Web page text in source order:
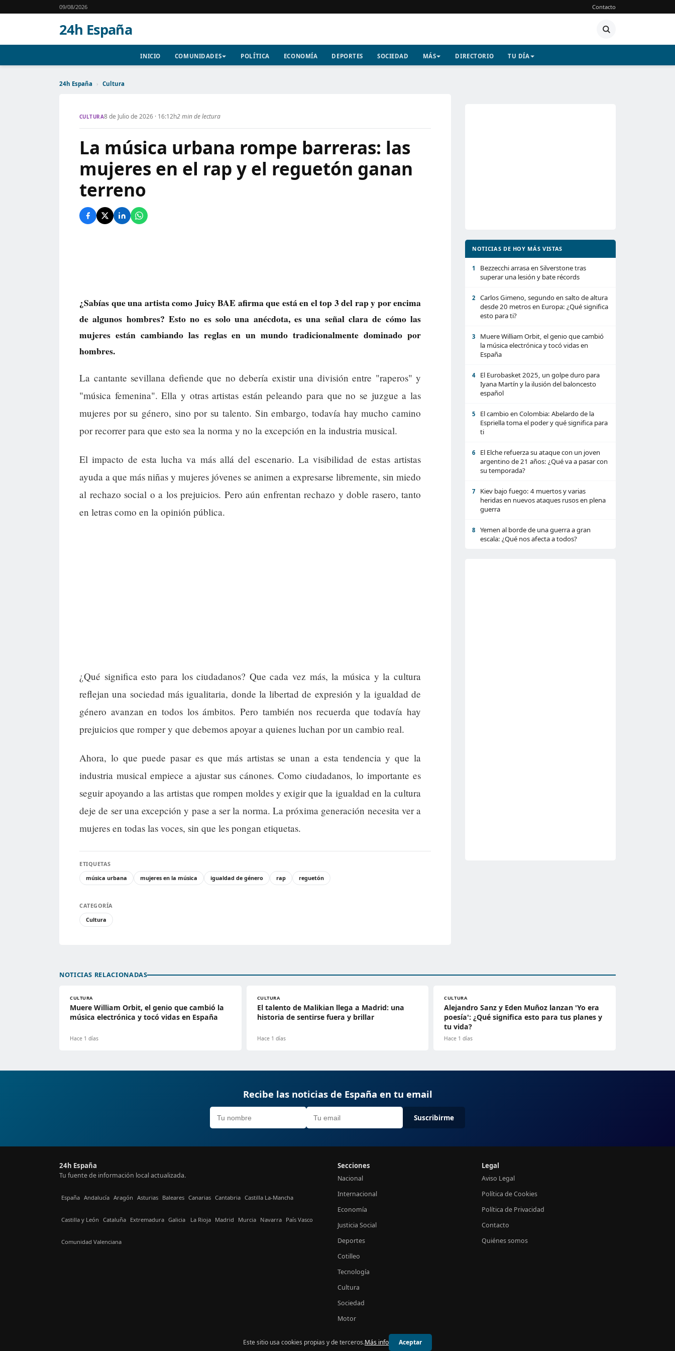
09/08/2026 Contacto
24h España
INICIO COMUNIDADES POLÍTICA ECONOMÍA DEPORTES SOCIEDAD MÁS DIRECTORIO TU DÍA
24h España › Cultura
CULTURA8 de Julio de 2026 · 16:12h2 min de lectura
La música urbana rompe barreras: las
mujeres en el rap y el reguetón ganan
terreno
¿Sabías que una artista como Juicy BAE afirma que está en el top 3 del rap y por encima
de algunos hombres? Esto no es solo una anécdota, es una señal clara de cómo las
mujeres están cambiando las reglas en un mundo tradicionalmente dominado por
hombres.
La cantante sevillana defiende que no debería existir una división entre "raperos" y
"música femenina". Ella y otras artistas están peleando para que no se juzgue a las
mujeres por su género, sino por su talento. Sin embargo, todavía hay mucho camino
por recorrer para que esto sea la norma y no la excepción en la industria musical.
El impacto de esta lucha va más allá del escenario. La visibilidad de estas artistas
ayuda a que más niñas y mujeres jóvenes se animen a expresarse libremente, sin miedo
al rechazo social o a los prejuicios. Pero aún enfrentan rechazo y doble rasero, tanto
en letras como en la opinión pública.
¿Qué significa esto para los ciudadanos? Que cada vez más, la música y la cultura
reflejan una sociedad más igualitaria, donde la libertad de expresión y la igualdad de
género avanzan en todos los ámbitos. Pero también nos recuerda que todavía hay
prejuicios que romper y que debemos apoyar a quienes luchan por un cambio real.
Ahora, lo que puede pasar es que más artistas se unan a esta tendencia y que la
industria musical empiece a ajustar sus cánones. Como ciudadanos, lo importante es
seguir apoyando a las artistas que rompen moldes y exigir que la igualdad en la cultura
deje de ser una excepción y pase a ser la norma. La próxima generación necesita ver a
mujeres en todas las voces, sin que les pongan etiquetas.
ETIQUETAS
música urbana
mujeres en la música igualdad de género rap reguetón
CATEGORÍA
Cultura
NOTICIAS DE HOY MÁS VISTAS
1
Bezzecchi arrasa en Silverstone tras
superar una lesión y bate récords
2
Carlos Gimeno, segundo en salto de altura
desde 20 metros en Europa: ¿Qué significa
esto para ti?
3
Muere William Orbit, el genio que cambió
la música electrónica y tocó vidas en
España
4
El Eurobasket 2025, un golpe duro para
Iyana Martín y la ilusión del baloncesto
español
5
El cambio en Colombia: Abelardo de la
Espriella toma el poder y qué significa para
ti
6
El Elche refuerza su ataque con un joven
argentino de 21 años: ¿Qué va a pasar con
su temporada?
7
Kiev bajo fuego: 4 muertos y varias
heridas en nuevos ataques rusos en plena
guerra
8
Yemen al borde de una guerra a gran
escala: ¿Qué nos afecta a todos?
NOTICIAS RELACIONADAS
CULTURA
Muere William Orbit, el genio que cambió la
música electrónica y tocó vidas en España
Hace 1 días
CULTURA
El talento de Malikian llega a Madrid: una
historia de sentirse fuera y brillar
Hace 1 días
CULTURA
Alejandro Sanz y Eden Muñoz lanzan 'Yo era
poesía': ¿Qué significa esto para tus planes y
tu vida?
Hace 1 días
Recibe las noticias de España en tu email
Suscribirme
24h España
Tu fuente de información local actualizada.
España Andalucía Aragón Asturias Baleares Canarias Cantabria Castilla La-Mancha
Castilla y León Cataluña Extremadura Galicia La Rioja Madrid Murcia Navarra País Vasco
Comunidad Valenciana
Secciones
Nacional
Internacional
Economía
Justicia Social
Deportes
Cotilleo
Tecnología
Cultura
Sociedad
Motor
Legal
Aviso Legal
Política de Cookies
Política de Privacidad
Contacto
Quiénes somos
© 2026 24h España
Este sitio usa cookies propias y de terceros.Más info Aceptar